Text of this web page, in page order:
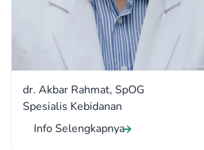
dr. Akbar Rahmat, SpOG
Spesialis Kebidanan
Info Selengkapnya